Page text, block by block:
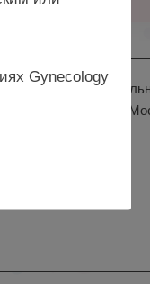
Минздрава РФ, г.
Gynecology